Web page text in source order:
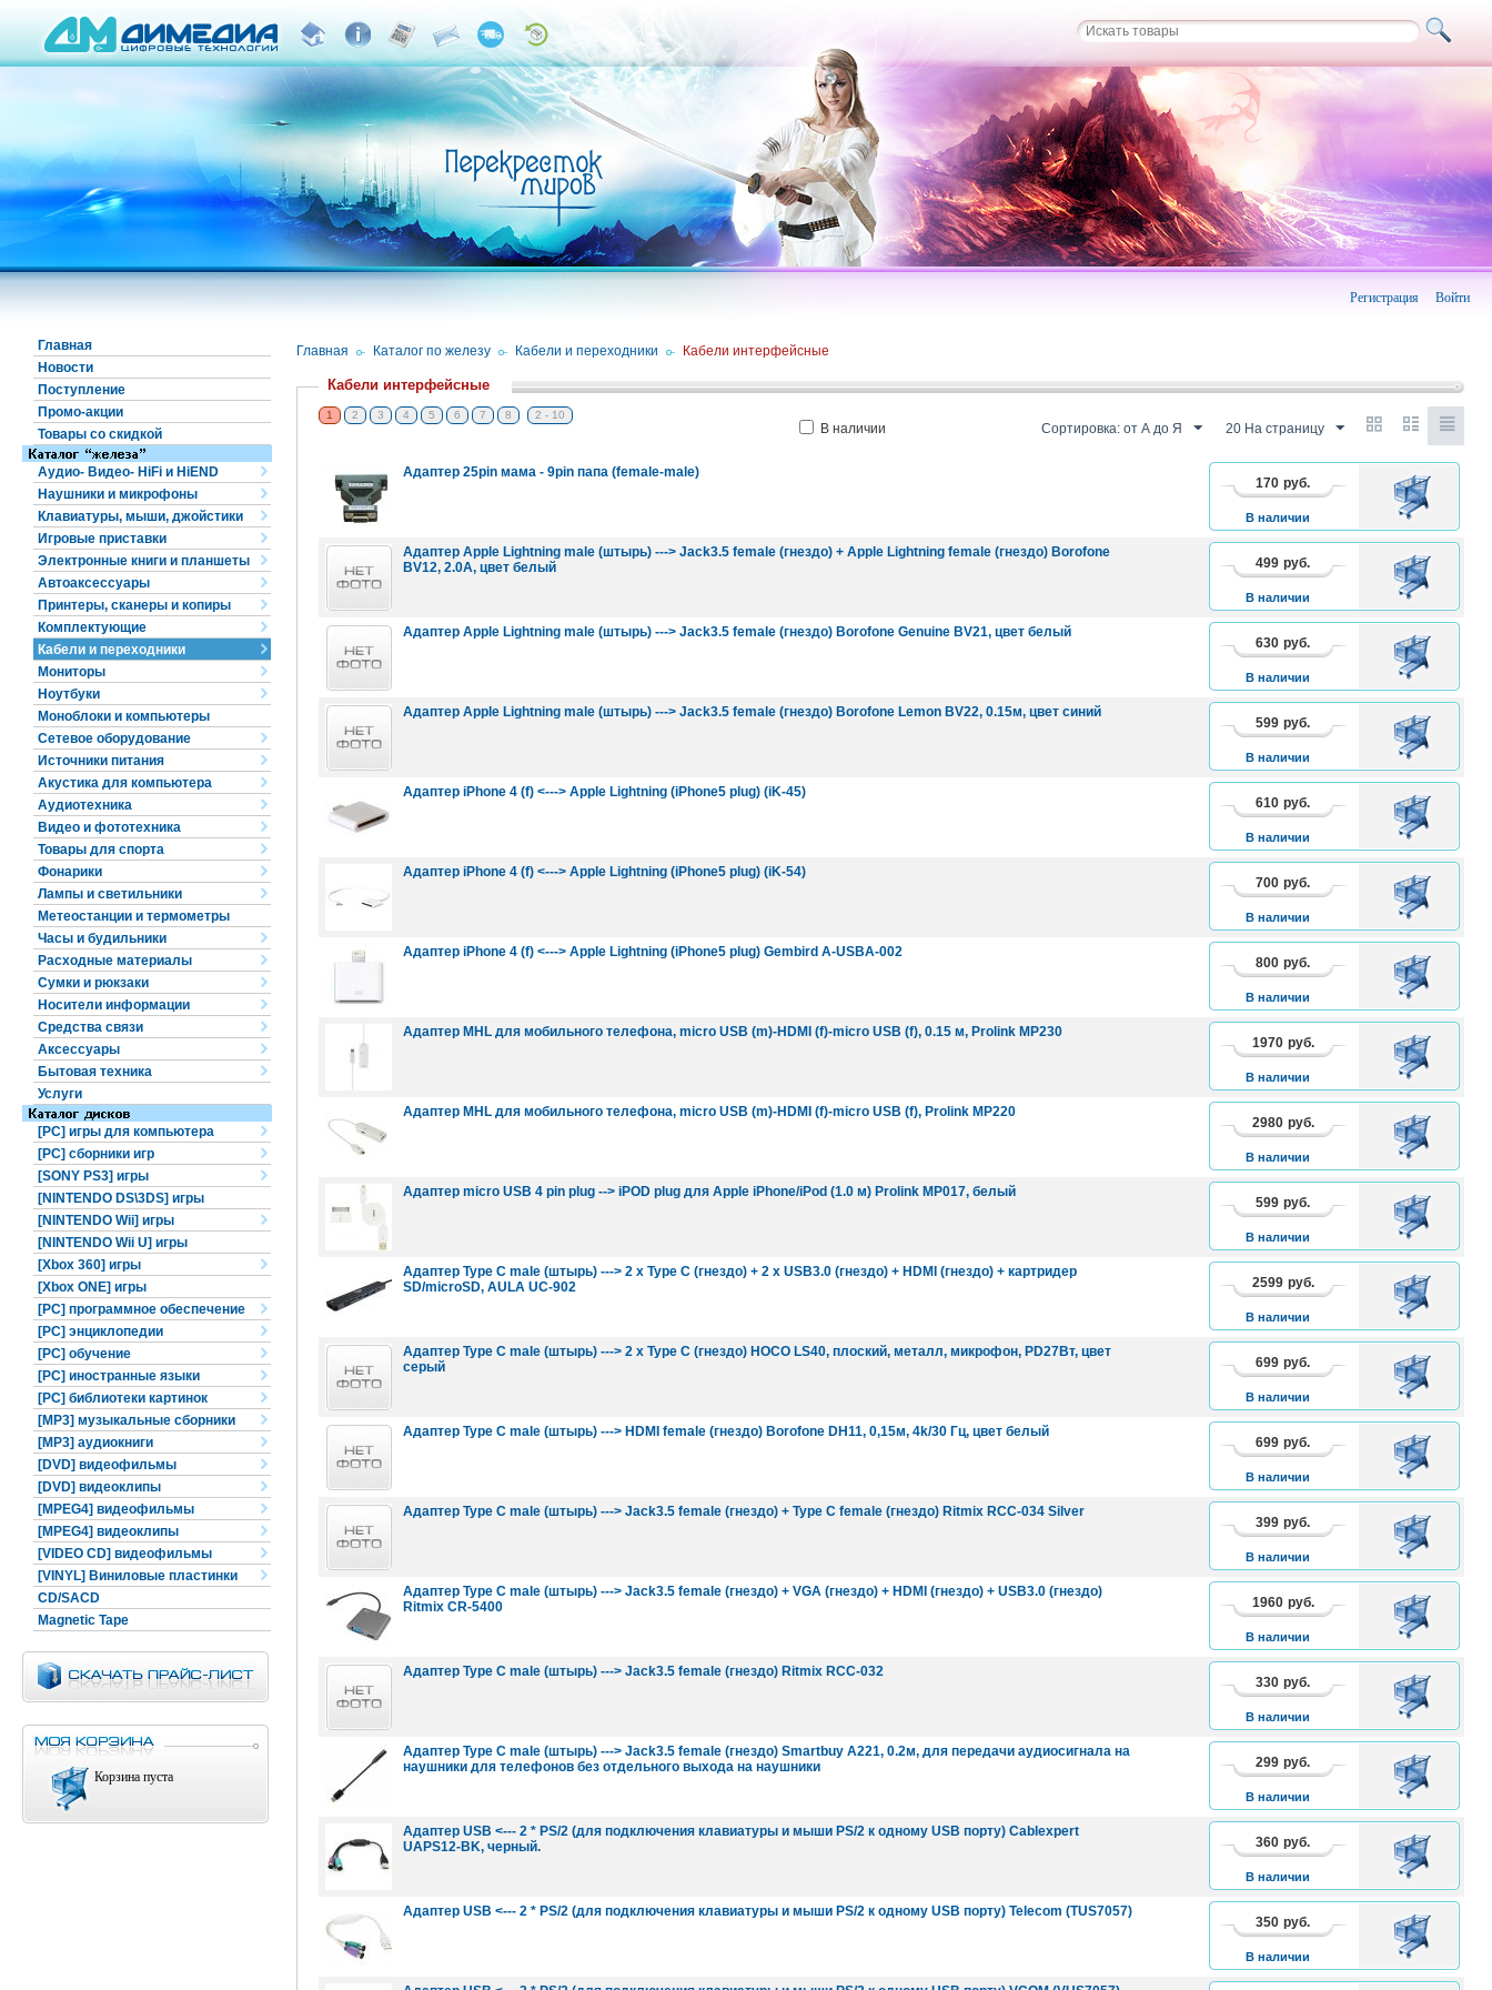
Войти
Регистрация
Главная
Новости
Поступление
Промо-акции
Товары со скидкой
Аудио- Видео- HiFi и HiEND
Наушники и микрофоны
Клавиатуры, мыши, джойстики
Игровые приставки
Электронные книги и планшеты
Автоаксессуары
Принтеры, сканеры и копиры
Комплектующие
Кабели и переходники
Мониторы
Ноутбуки
Моноблоки и компьютеры
Сетевое оборудование
Источники питания
Акустика для компьютера
Аудиотехника
Видео и фототехника
Товары для спорта
Фонарики
Лампы и светильники
Метеостанции и термометры
Часы и будильники
Расходные материалы
Сумки и рюкзаки
Носители информации
Средства связи
Аксессуары
Бытовая техника
Услуги
[PC] игры для компьютера
[PC] сборники игр
[SONY PS3] игры
[NINTENDO DS\3DS] игры
[NINTENDO Wii] игры
[NINTENDO Wii U] игры
[Xbox 360] игры
[Xbox ONE] игры
[PC] программное обеспечение
[PC] энциклопедии
[PC] обучение
[PC] иностранные языки
[PC] библиотеки картинок
[MP3] музыкальные сборники
[MP3] аудиокниги
[DVD] видеофильмы
[DVD] видеоклипы
[MPEG4] видеофильмы
[MPEG4] видеоклипы
[VIDEO CD] видеофильмы
[VINYL] Виниловые пластинки
CD/SACD
Magnetic Tape
Корзина пуста
Главная / Каталог по железу / Кабели и переходники / Кабели интерфейсные
В наличии
Кабели интерфейсные
1 2 3 4 5 6 7 8 2 - 10
Сортировка: от А до Я 20 На страницу
Адаптер 25pin мама - 9pin папа (female-male)
170 руб.
В наличии
В
КОРЗИНУ
Адаптер Apple Lightning male (штырь) ---> Jack3.5 female (гнездо) + Apple Lightning female (гнездо) Borofone
BV12, 2.0A, цвет белый
499 руб.
В наличии
В
КОРЗИНУ
Адаптер Apple Lightning male (штырь) ---> Jack3.5 female (гнездо) Borofone Genuine BV21, цвет белый
630 руб.
В наличии
В
КОРЗИНУ
Адаптер Apple Lightning male (штырь) ---> Jack3.5 female (гнездо) Borofone Lemon BV22, 0.15м, цвет синий
599 руб.
В наличии
В
КОРЗИНУ
Адаптер iPhone 4 (f) <---> Apple Lightning (iPhone5 plug) (iK-45)
610 руб.
В наличии
В
КОРЗИНУ
Адаптер iPhone 4 (f) <---> Apple Lightning (iPhone5 plug) (iK-54)
700 руб.
В наличии
В
КОРЗИНУ
Адаптер iPhone 4 (f) <---> Apple Lightning (iPhone5 plug) Gembird A-USBA-002
800 руб.
В наличии
В
КОРЗИНУ
Адаптер MHL для мобильного телефона, micro USB (m)-HDMI (f)-micro USB (f), 0.15 м, Prolink MP230
1970 руб.
В наличии
В
КОРЗИНУ
Адаптер MHL для мобильного телефона, micro USB (m)-HDMI (f)-micro USB (f), Prolink MP220
2980 руб.
В наличии
В
КОРЗИНУ
Адаптер micro USB 4 pin plug --> iPOD plug для Apple iPhone/iPod (1.0 м) Prolink MP017, белый
599 руб.
В наличии
В
КОРЗИНУ
Адаптер Type C male (штырь) ---> 2 x Type C (гнездо) + 2 x USB3.0 (гнездо) + HDMI (гнездо) + картридер
SD/microSD, AULA UC-902
2599 руб.
В наличии
В
КОРЗИНУ
Адаптер Type C male (штырь) ---> 2 x Type C (гнездо) HOCO LS40, плоский, металл, микрофон, PD27Вт, цвет
серый
699 руб.
В наличии
В
КОРЗИНУ
Адаптер Type C male (штырь) ---> HDMI female (гнездо) Borofone DH11, 0,15м, 4k/30 Гц, цвет белый
699 руб.
В наличии
В
КОРЗИНУ
Адаптер Type C male (штырь) ---> Jack3.5 female (гнездо) + Type C female (гнездо) Ritmix RCC-034 Silver
399 руб.
В наличии
В
КОРЗИНУ
Адаптер Type C male (штырь) ---> Jack3.5 female (гнездо) + VGA (гнездо) + HDMI (гнездо) + USB3.0 (гнездо)
Ritmix CR-5400
1960 руб.
В наличии
В
КОРЗИНУ
Адаптер Type C male (штырь) ---> Jack3.5 female (гнездо) Ritmix RCC-032
330 руб.
В наличии
В
КОРЗИНУ
Адаптер Type C male (штырь) ---> Jack3.5 female (гнездо) Smartbuy A221, 0.2м, для передачи аудиосигнала на
наушники для телефонов без отдельного выхода на наушники
299 руб.
В наличии
В
КОРЗИНУ
Адаптер USB <--- 2 * PS/2 (для подключения клавиатуры и мыши PS/2 к одному USB порту) Cablexpert
UAPS12-BK, черный.
360 руб.
В наличии
В
КОРЗИНУ
Адаптер USB <--- 2 * PS/2 (для подключения клавиатуры и мыши PS/2 к одному USB порту) Telecom (TUS7057)
350 руб.
В наличии
В
КОРЗИНУ